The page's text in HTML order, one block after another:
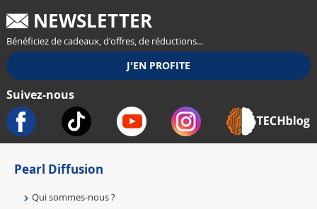
NEWSLETTER
Bénéficiez de cadeaux, d'offres, de réductions...
Suivez-nous
Pearl Diffusion
Qui sommes-nous ?